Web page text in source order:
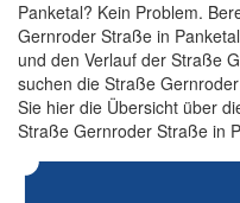
Panketal? Kein Problem.
Gernroder Straße in
und den Verlauf der Straße
suchen die Straße
Sie hier die Übersicht über
Straße Gernroder Straße in